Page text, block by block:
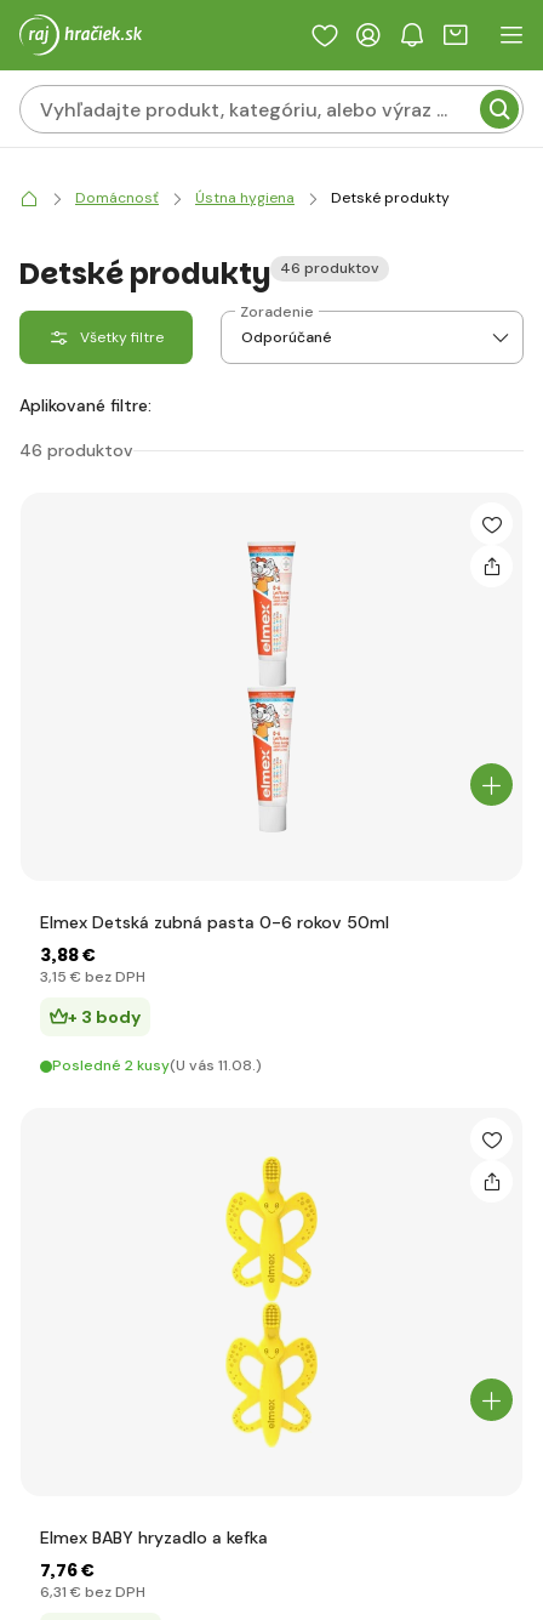
Domácnosť Ústna hygiena Detské produkty
Detské produkty 46 produktov
Všetky filtre
Zoradenie
Aplikované filtre:
46 produktov
Elmex Detská zubná pasta 0-6 rokov 50ml
3,88 €
3,15 € bez DPH
+ 3 body
Posledné 2 kusy(U vás 11.08.)
Elmex BABY hryzadlo a kefka
7,76 €
6,31 € bez DPH